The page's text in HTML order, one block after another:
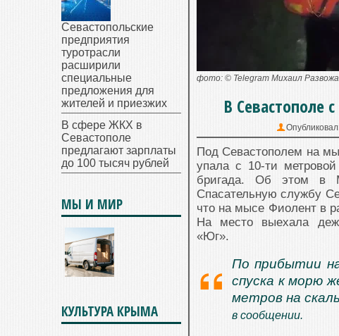
фото: © Telegram Михаил
В Севастополе
Под Севастополем на
упала с 10-ти
бригада. Об этом в
Спасательную службу
что на мысе Фиолент в
На место выехала
«Юг».
По прибытии
спуска к морю
метров на
в сообщении.
Севастопольские
предприятия
туротрасли
расширили
специальные
предложения для
жителей и приезжих
В сфере ЖКХ в
Севастополе
предлагают зарплаты
до 100 тысяч рублей
МЫ И МИР
КУЛЬТУРА КРЫМА